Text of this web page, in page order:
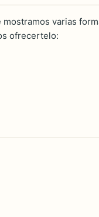
mostramos varias
ofrecertelo: